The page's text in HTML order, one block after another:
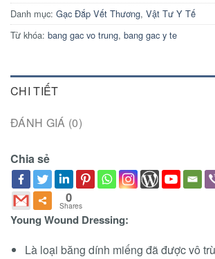
Danh mục: Gạc Đắp Vết Thương, Vật Tư Y Tế
Từ khóa: bang gac vo trung, bang gac y te
CHI TIẾT
ĐÁNH GIÁ (0)
Chia sẻ
0
Shares
Young Wound Dressing:
Là loại băng dính miếng đã được vô